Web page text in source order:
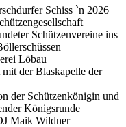
Schiss `n 2026
Schützenvereine ins
Löbau
der Blaskapelle der
der Schützenkönigin und
Königsrunde
Maik Wildner